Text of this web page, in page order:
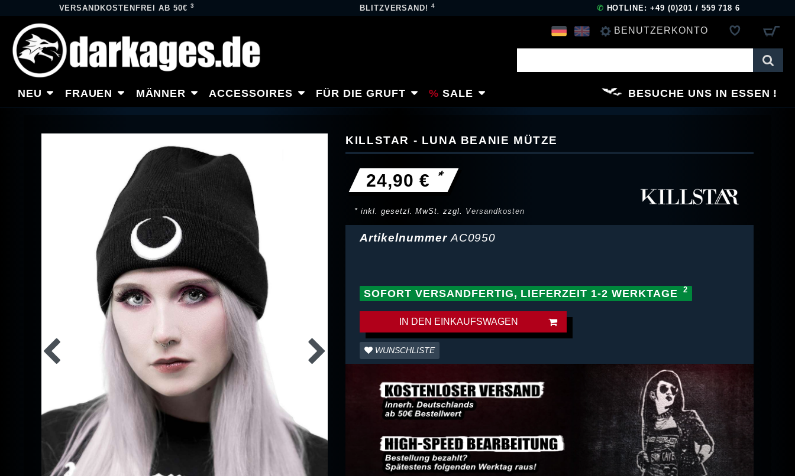
VERSANDKOSTENFREI AB 50€ 3 BLITZVERSAND!4 ✆ HOTLINE: +49 (0)201 / 559 718 6
BENUTZERKONTO
REGISTRIEREN
NEU FRAUEN MÄNNER ACCESSOIRES FÜR DIE GRUFT SALE BESUCHE UNS IN ESSEN
KILLSTAR - LUNA BEANIE MÜTZE
24,90 € *
* inkl. gesetzl. MwSt. zzgl. Versandkosten
Artikelnummer AC0950
SOFORT VERSANDFERTIG, LIEFERZEIT 1-2 WERKTAGE
IN DEN EINKAUFSWAGEN
WUNSCHLISTE